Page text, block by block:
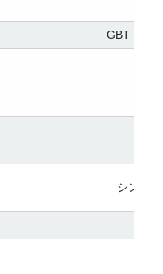
GBT（
シング